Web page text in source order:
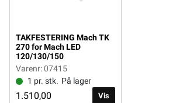
TAKFESTERING Mach TK
270 for Mach LED
120/130/150
Varenr: 07415
1 pr. stk. På lager
1.510,00 Vis